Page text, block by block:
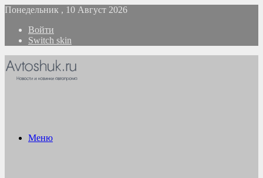
Понедельник , 10 Август 2026
Войти
Switch skin
Меню